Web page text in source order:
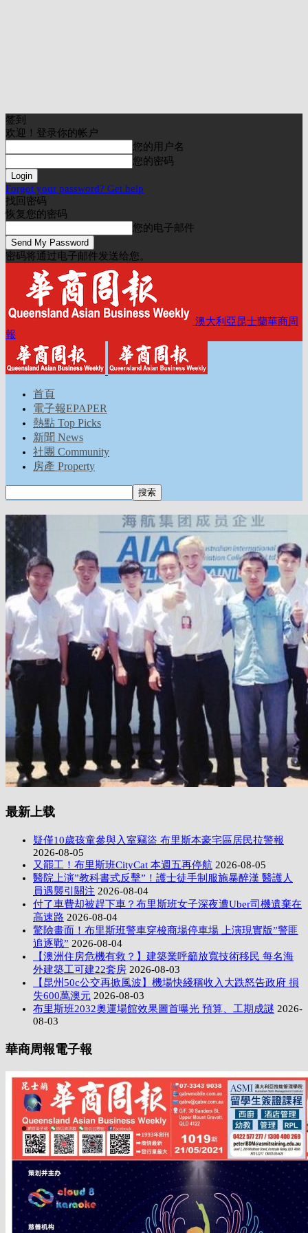
签到
欢迎！登录你的帐户
您的用户名
您的密码
Forgot your password? Get help
找回密码
恢复您的密码
您的电子邮件
密码将通过电子邮件发送给您。
澳大利亞昆士蘭華商周
報
首頁
電子報EPAPER
熱點 Top Picks
新聞 News
社團 Community
房產 Property
最新上载
疑僅10歲孩童參與入室竊盜 布里斯本豪宅區居民拉警報
2026-08-05
又罷工！布里斯班CityCat 本週五再停航 2026-08-05
醫院上演”教科書式反擊”！護士徒手制服施暴醉漢 醫護人
員遇襲引關注 2026-08-04
付了車費却被趕下車？布里斯班女子深夜遭Uber司機遺棄在
高速路 2026-08-04
驚險畫面！布里斯班警車穿梭商場停車場 上演現實版”警匪
追逐戰” 2026-08-04
【澳洲住房危機有救？】建築業呼籲放寬技術移民 每名海
外建築工可建22套房 2026-08-03
【昆州50c公交再掀風波】機場快綫稱收入大跌怒告政府 損
失600萬澳元 2026-08-03
布里斯班2032奧運場館效果圖首曝光 預算、工期成謎 2026-
08-03
華商周報電子報